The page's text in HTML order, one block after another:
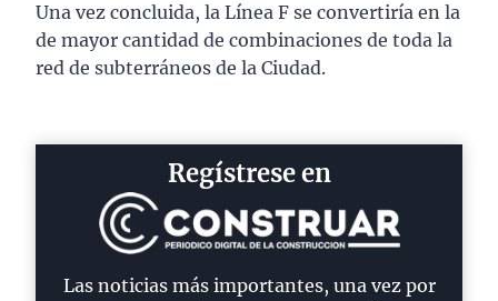
Una vez concluida, la Línea F se convertiría en la
de mayor cantidad de combinaciones de toda la
red de subterráneos de la Ciudad.
Regístrese en
Las noticias más importantes, una vez por